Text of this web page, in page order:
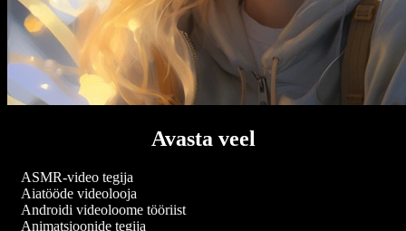
Avasta veel
ASMR-video tegija
Aiatööde videolooja
Androidi videoloome tööriist
Animatsioonide tegija